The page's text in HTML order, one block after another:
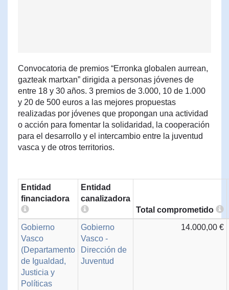
Convocatoria de premios “Erronka globalen aurrean,
gazteak martxan” dirigida a personas jóvenes de
entre 18 y 30 años. 3 premios de 3.000, 10 de 1.000
y 20 de 500 euros a las mejores propuestas
realizadas por jóvenes que propongan una actividad
o acción para fomentar la solidaridad, la cooperación
para el desarrollo y el intercambio entre la juventud
vasca y de otros territorios.
Entidad
financiadora
Entidad
canalizadora
Total comprometido
Gobierno
Vasco
(Departamento
de Igualdad,
Justicia y
Políticas
Gobierno
Vasco -
Dirección de
Juventud
14.000,00 €